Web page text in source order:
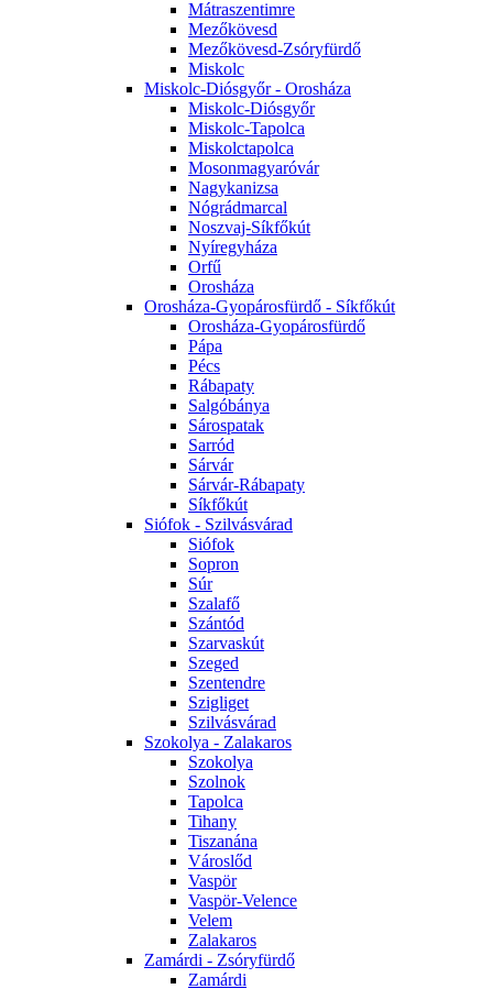
Mátraszentimre
Mezőkövesd
Mezőkövesd-Zsóryfürdő
Miskolc
Miskolc-Diósgyőr - Orosháza
Miskolc-Diósgyőr
Miskolc-Tapolca
Miskolctapolca
Mosonmagyaróvár
Nagykanizsa
Nógrádmarcal
Noszvaj-Síkfőkút
Nyíregyháza
Orfű
Orosháza
Orosháza-Gyopárosfürdő - Síkfőkút
Orosháza-Gyopárosfürdő
Pápa
Pécs
Rábapaty
Salgóbánya
Sárospatak
Sarród
Sárvár
Sárvár-Rábapaty
Síkfőkút
Siófok - Szilvásvárad
Siófok
Sopron
Súr
Szalafő
Szántód
Szarvaskút
Szeged
Szentendre
Szigliget
Szilvásvárad
Szokolya - Zalakaros
Szokolya
Szolnok
Tapolca
Tihany
Tiszanána
Városlőd
Vaspör
Vaspör-Velence
Velem
Zalakaros
Zamárdi - Zsóryfürdő
Zamárdi